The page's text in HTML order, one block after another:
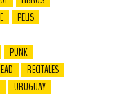
PELIS
PUNK
RECITALES
URUGUAY